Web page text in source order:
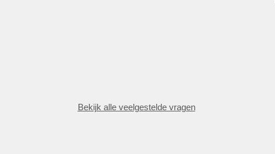
Bekijk alle veelgestelde vragen